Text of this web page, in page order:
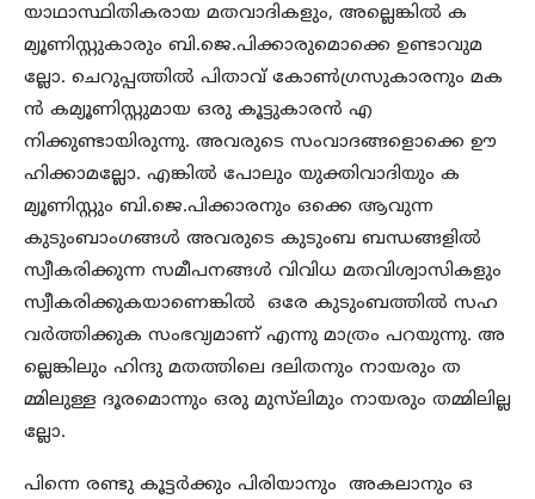
യാഥാസ്ഥിതികരായ മതവാദികളും, അല്ലെങ്കില്‍ ക
മ്യൂണിസ്റ്റുകാരും ബി.ജെ.പിക്കാരുമൊക്കെ ഉണ്ടാവുമ
ല്ലോ. ചെറുപ്പത്തില്‍ പിതാവ് കോണ്‍ഗ്രസുകാരനും മക
ന്‍ കമ്യൂണിസ്റ്റുമായ ഒരു കൂട്ടുകാരന്‍ എ
നിക്കുണ്ടായിരുന്നു. അവരുടെ സംവാദങ്ങളൊക്കെ ഊ
ഹിക്കാമല്ലോ. എങ്കില്‍ പോലും യുക്തിവാദിയും ക
മ്യൂണിസ്റ്റും ബി.ജെ.പിക്കാരനും ഒക്കെ ആവുന്ന
കുടുംബാംഗങ്ങള്‍ അവരുടെ കുടുംബ ബന്ധങ്ങളില്‍
സ്വീകരിക്കുന്ന സമീപനങ്ങള്‍ വിവിധ മതവിശ്വാസികളും
സ്വീകരിക്കുകയാണെങ്കില്‍ ഒരേ കുടുംബത്തില്‍ സഹ
വര്‍ത്തിക്കുക സംഭവ്യമാണ് എന്നു മാത്രം പറയുന്നു. അ
ല്ലെങ്കിലും ഹിന്ദു മതത്തിലെ ദലിതനും നായരും ത
മ്മിലുള്ള ദൂരമൊന്നും ഒരു മുസ്‌ലിമും നായരും തമ്മിലില്ല
ല്ലോ.
പിന്നെ രണ്ടു കൂട്ടര്‍ക്കും പിരിയാനും അകലാനും ഒ